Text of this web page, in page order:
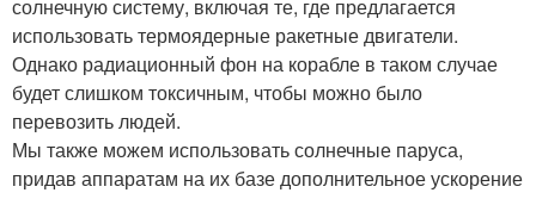
солнечную систему, включая те, где предлагается
использовать термоядерные ракетные двигатели.
Однако радиационный фон на корабле в таком случае
будет слишком токсичным, чтобы можно было
перевозить людей.
Мы также можем использовать солнечные паруса,
придав аппаратам на их базе дополнительное ускорение